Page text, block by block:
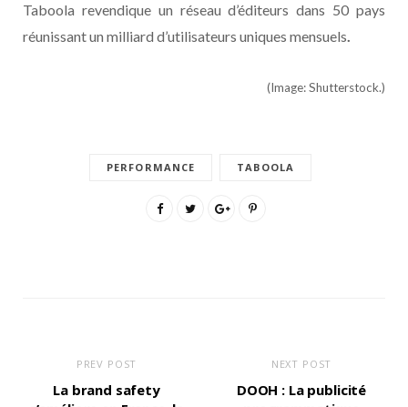
Taboola revendique un réseau d’éditeurs dans 50 pays
réunissant un milliard d’utilisateurs uniques mensuels.
(Image: Shutterstock.)
PERFORMANCE TABOOLA
PREV POST
La brand safety
NEXT POST
DOOH : La publicité